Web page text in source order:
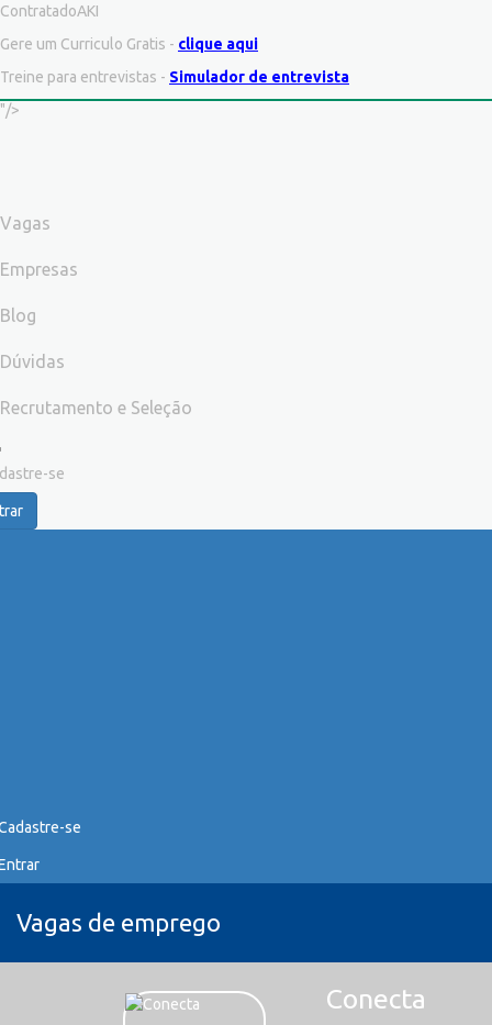
ContratadoAKI
Gere um Curriculo Gratis - clique aqui
Treine para entrevistas - Simulador de entrevista
"/>
Vagas
Empresas
Blog
Dúvidas
Recrutamento e Seleção
se
se
Vagas de emprego
Conecta